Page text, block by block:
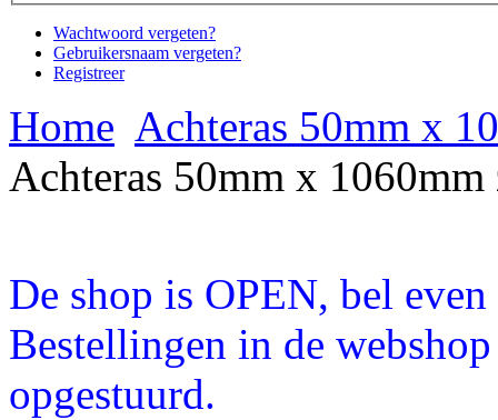
Wachtwoord vergeten?
Gebruikersnaam vergeten?
Registreer
Home Achteras 50mm x
Achteras 50mm x
De shop is OPEN, bel
Bestellingen in de
opgestuurd.